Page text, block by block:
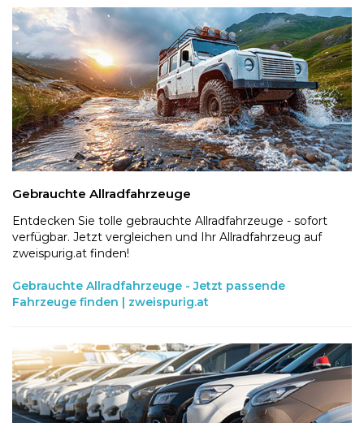
Gebrauchte Allradfahrzeuge
Entdecken Sie tolle gebrauchte Allradfahrzeuge - sofort
verfügbar. Jetzt vergleichen und Ihr Allradfahrzeug auf
zweispurig.at finden!
Gebrauchte Allradfahrzeuge - Jetzt passende
Fahrzeuge finden | zweispurig.at